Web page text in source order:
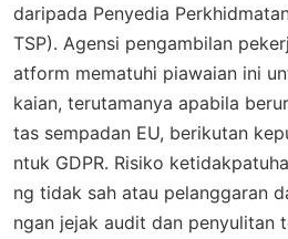
daripada Penyedia
TSP). Agensi pengambilan
atform mematuhi piawaian ini
kaian, terutamanya apabila
tas sempadan EU, berikutan
ntuk GDPR. Risiko
ng tidak sah atau pelanggaran
ngan jejak audit dan penyulitan